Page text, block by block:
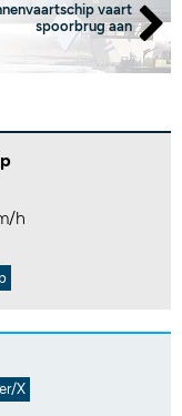
vaart
spoorbrug aan
h
X